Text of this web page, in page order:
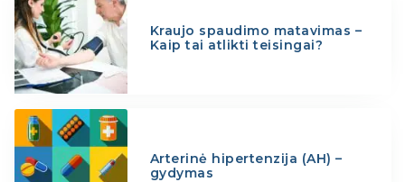
Kraujo spaudimo matavimas –
Kaip tai atlikti teisingai?
Arterinė hipertenzija (AH) –
gydymas